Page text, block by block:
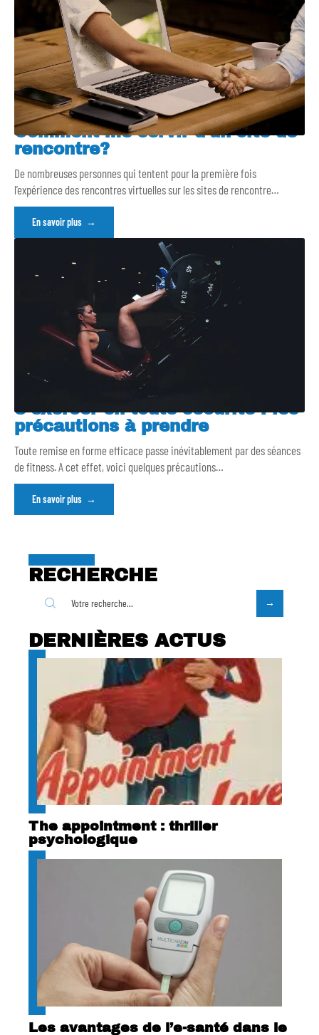
Comment me servir d’un site de
rencontre?
De nombreuses personnes qui tentent pour la première fois
l’expérience des rencontres virtuelles sur les sites de rencontre…
En savoir plus
S’exercer en toute sécurité : les
précautions à prendre
Toute remise en forme efficace passe inévitablement par des séances
de fitness. A cet effet, voici quelques précautions…
En savoir plus
RECHERCHE
DERNIÈRES ACTUS
The appointment : thriller
psychologique
Les avantages de l’e-santé dans le